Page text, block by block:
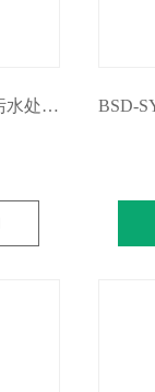
BSD-SYS山东济南检测机构实验室污水处理设备厂家